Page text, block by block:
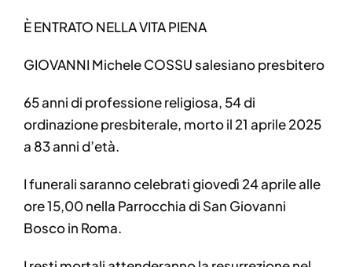
È ENTRATO NELLA VITA PIENA
GIOVANNI Michele COSSU salesiano presbitero
65 anni di professione religiosa, 54 di
ordinazione presbiterale, morto il 21 aprile 2025
a 83 anni d’età.
I funerali saranno celebrati giovedì 24 aprile alle
ore 15,00 nella Parrocchia di San Giovanni
Bosco in Roma.